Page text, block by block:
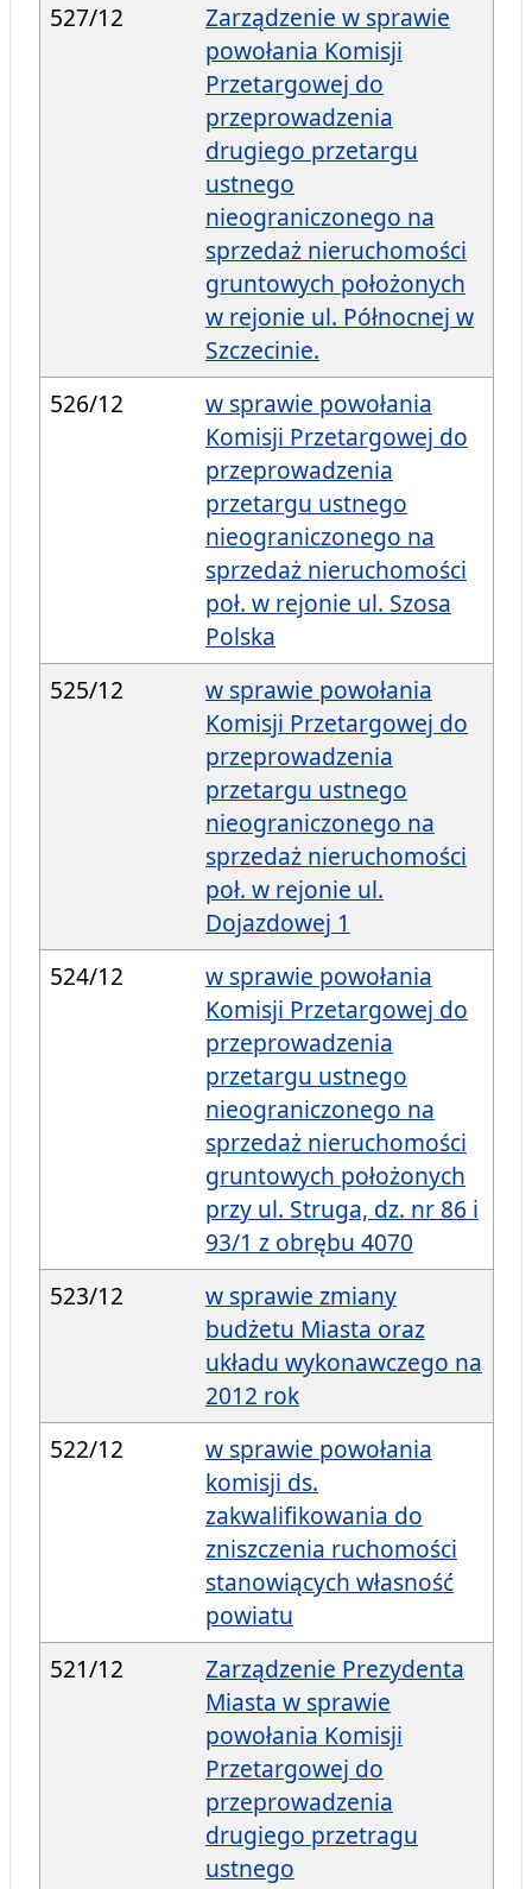
527/12
Zarządzenie w sprawie
powołania Komisji
Przetargowej do
przeprowadzenia
drugiego przetargu
ustnego
nieograniczonego na
sprzedaż nieruchomości
gruntowych położonych
w rejonie ul. Północnej w
Szczecinie.
526/12
w sprawie powołania
Komisji Przetargowej do
przeprowadzenia
przetargu ustnego
nieograniczonego na
sprzedaż nieruchomości
poł. w rejonie ul. Szosa
Polska
525/12
w sprawie powołania
Komisji Przetargowej do
przeprowadzenia
przetargu ustnego
nieograniczonego na
sprzedaż nieruchomości
poł. w rejonie ul.
Dojazdowej 1
524/12
w sprawie powołania
Komisji Przetargowej do
przeprowadzenia
przetargu ustnego
nieograniczonego na
sprzedaż nieruchomości
gruntowych położonych
przy ul. Struga, dz. nr 86 i
93/1 z obrębu 4070
523/12
w sprawie zmiany
budżetu Miasta oraz
układu wykonawczego na
2012 rok
522/12
w sprawie powołania
komisji ds.
zakwalifikowania do
zniszczenia ruchomości
stanowiących własność
powiatu
521/12
Zarządzenie Prezydenta
Miasta w sprawie
powołania Komisji
Przetargowej do
przeprowadzenia
drugiego przetragu
ustnego